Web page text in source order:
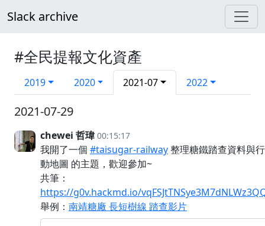
Slack archive
#全民提報文化資產
2019 2020 2021-07 2022
2021-07-29
chewei 哲瑋 00:15:17
我開了一個 #taisugar-railway整理糖鐵踏查資料與行
動地圖 的主題，歡迎參加~
共筆：
https://g0v.hackmd.io/
舉例： 南靖糖廠 長短樹線 踏查影片